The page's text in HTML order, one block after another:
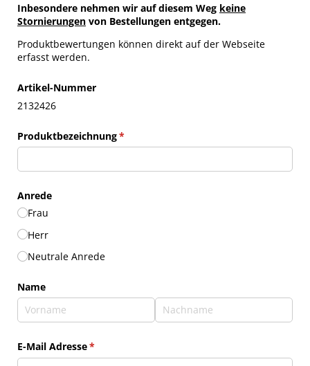
Inbesondere nehmen wir auf diesem Weg keine
Stornierungen von Bestellungen entgegen.
Produktbewertungen können direkt auf der Webseite
erfasst werden.
Artikel-Nummer
2132426
Produktbezeichnung*
(erforderlich)
Anrede
Frau
Herr
Neutrale Anrede
Name
E-Mail Adresse*
(erforderlich)